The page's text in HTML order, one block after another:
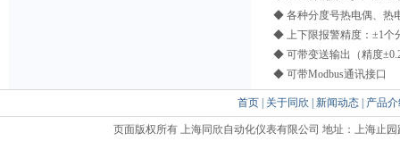
◆ 各种分度号热电偶、热
◆ 上下限报警精度：±1个
◆ 可带变送输出（精度
◆ 可带Modbus通讯接口
首页| 关于同欣 新闻动态| 产品介
页面版权所有 上海同欣自动化仪表有限公司 地址：上海止园